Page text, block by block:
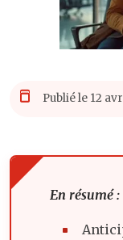
Publié le 12
En résumé :